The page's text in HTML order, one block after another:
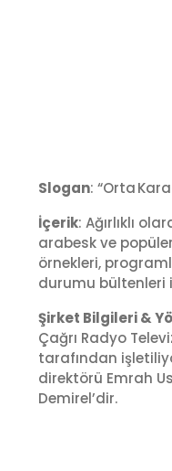
Slogan: “Orta
İçerik: Ağırlıklı
arabesk ve
örnekleri,
durumu bültenleri
Şirket Bilgileri &
Çağrı Radyo
tarafından
direktörü Emrah
Demirel’dir.